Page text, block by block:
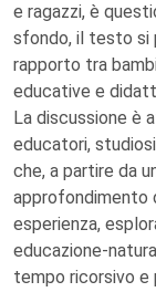
e ragazzi, è
sfondo, il testo si
rapporto tra
educative e
La discussione è
educatori,
che, a partire da
approfondimento
esperienza,
educazione-
tempo ricorsivo e